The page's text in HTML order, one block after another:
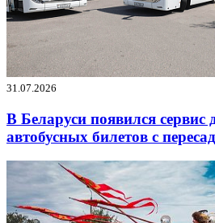
31.07.2026
В Беларуси появился сервис
автобусных билетов с